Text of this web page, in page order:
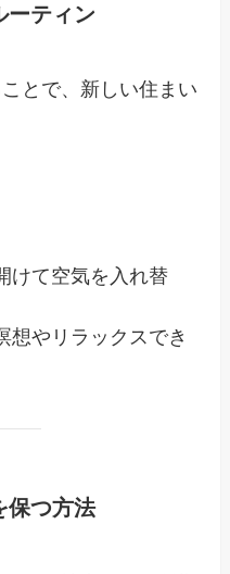
ーティン
とで、新しい住まい
けて空気を入れ替
想やリラックスでき
保つ方法